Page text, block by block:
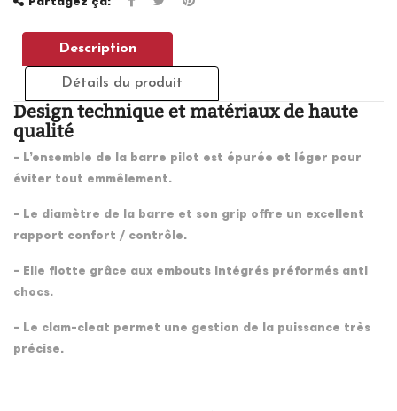
Partagez ça:
Description
Détails du produit
Design technique et matériaux de haute
qualité
- L’ensemble de la barre pilot est épurée et léger pour
éviter tout emmêlement.
- Le diamètre de la barre et son grip offre un excellent
rapport confort / contrôle.
- Elle flotte grâce aux embouts intégrés préformés anti
chocs.
- Le clam-cleat permet une gestion de la puissance très
précise.